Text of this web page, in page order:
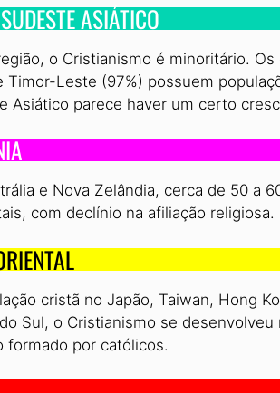
ASIÁTICO
o Cristianismo é minoritário.
Timor-Leste (97%) possuem
Asiático parece haver um certo
e Nova Zelândia, cerca de 50 a
com declínio na afiliação religiosa.
cristã no Japão, Taiwan, Hong
Sul, o Cristianismo se
formado por católicos.